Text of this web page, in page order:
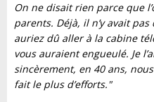
On ne disait rien parce que
parents. Déjà, il n’y avait
auriez dû aller à la cabine
vous auraient engueulé. Je
sincèrement, en 40 ans,
fait le plus d’efforts."